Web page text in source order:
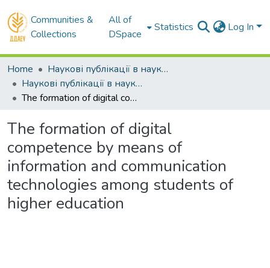
Communities &
Collections
All of
DSpace
Statistics Log In
Home
Наукові публікації в наукометричних базах Scopus та Web of Science
Наукові публікації в наукометричній базі Web of Science
The formation of digital competence by means of information and communication technologies among students of higher education
The formation of digital
competence by means of
information and communication
technologies among students of
higher education